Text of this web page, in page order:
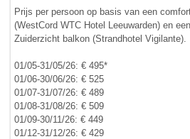
Prijs per persoon op basis van een
(WestCord WTC Hotel Leeuwarden) en
Zuiderzicht balkon (Strandhotel Vigilante).
01/05-31/05/26: € 495*
01/06-30/06/26: € 525
01/07-31/07/26: € 489
01/08-31/08/26: € 509
01/09-30/11/26: € 449
01/12-31/12/26: € 429